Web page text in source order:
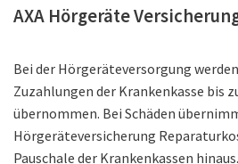
AXA Hörgeräte
Bei der Hörgeräteversorgung
Zuzahlungen der Krankenkasse bis
übernommen. Bei Schäden
Hörgeräteversicherung
Pauschale der Krankenkassen